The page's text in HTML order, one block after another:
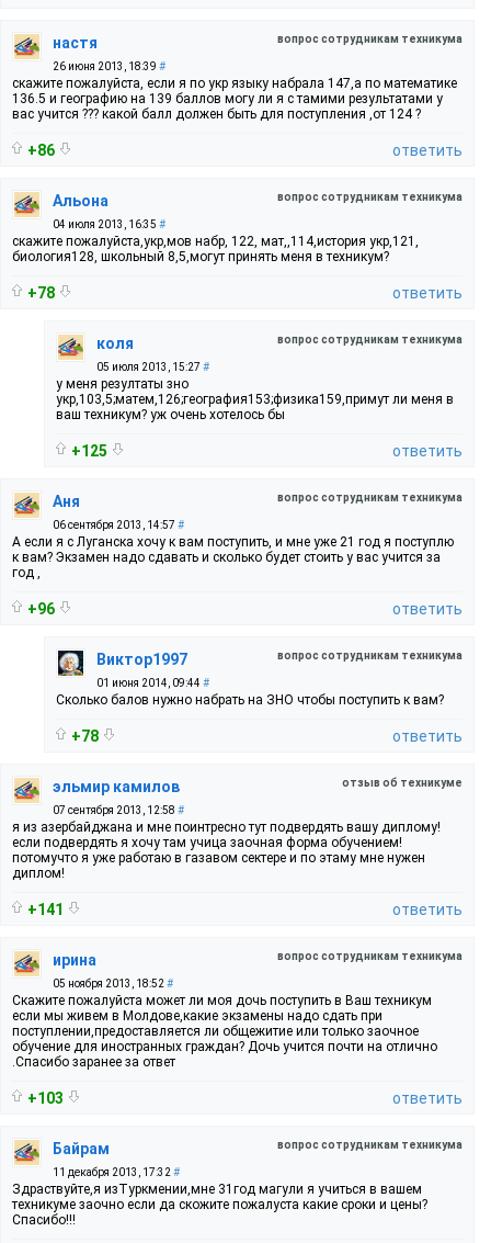
вопрос сотрудникам техникума
настя
26 июня 2013, 18:39 #
скажите пожалуйста, если я по укр языку набрала 147,а по математике
136.5 и географию на 139 баллов могу ли я с тамими результатами у
вас учится ??? какой балл должен быть для поступления ,от 124 ?
+86 ответить
вопрос сотрудникам техникума
Альона
04 июля 2013, 16:35 #
скажите пожалуйста,укр,мов набр, 122, мат,,114,история укр,121,
биология128, школьный 8,5,могут принять меня в техникум?
+78 ответить
вопрос сотрудникам техникума
коля
05 июля 2013, 15:27 #
у меня резултаты зно
укр,103,5;матем,126;география153;физика159,примут ли меня в
ваш техникум? уж очень хотелось бы
+125 ответить
вопрос сотрудникам техникума
Аня
06 сентября 2013, 14:57 #
А если я с Луганска хочу к вам поступить, и мне уже 21 год я поступлю
к вам? Экзамен надо сдавать и сколько будет стоить у вас учится за
год ,
+96 ответить
вопрос сотрудникам техникума
Виктор1997
01 июня 2014, 09:44 #
Сколько балов нужно набрать на ЗНО чтобы поступить к вам?
+78 ответить
отзыв об техникуме
эльмир камилов
07 сентября 2013, 12:58 #
я из азербайджана и мне поинтресно тут подвердять вашу диплому!
если подвердять я хочу там учица заочная форма обучением!
потомучто я уже работаю в газавом сектере и по этаму мне нужен
диплом!
+141 ответить
вопрос сотрудникам техникума
ирина
05 ноября 2013, 18:52 #
Скажите пожалуйста может ли моя дочь поступить в Ваш техникум
если мы живем в Молдове,какие экзамены надо сдать при
поступлении,предоставляется ли общежитие или только заочное
обучение для иностранных граждан? Дочь учится почти на отлично
.Спасибо заранее за ответ
+103 ответить
вопрос сотрудникам техникума
Байрам
11 декабря 2013, 17:32 #
Здраствуйте,я изТуркмении,мне 31год магули я учиться в вашем
техникуме заочно если да скожите пожалуста какие сроки и цены?
Спасибо!!!